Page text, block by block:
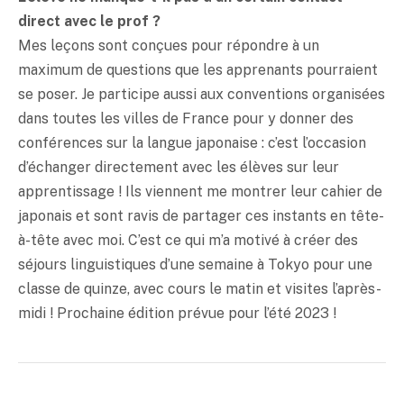
direct avec le prof ?
Mes leçons sont conçues pour répondre à un
maximum de questions que les apprenants pourraient
se poser. Je participe aussi aux conventions organisées
dans toutes les villes de France pour y donner des
conférences sur la langue japonaise : c’est l’occasion
d’échanger directement avec les élèves sur leur
apprentissage ! Ils viennent me montrer leur cahier de
japonais et sont ravis de partager ces instants en tête-
à-tête avec moi. C’est ce qui m’a motivé à créer des
séjours linguistiques d’une semaine à Tokyo pour une
classe de quinze, avec cours le matin et visites l’après-
midi ! Prochaine édition prévue pour l’été 2023 !